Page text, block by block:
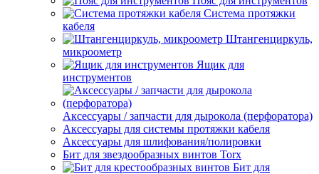
Система протяжки
кабеля
Штангенциркуль,
микроометр
Ящик для
инструментов
Аксессуары / запчасти для дырокола (перфоратора)
Аксессуары для системы протяжки кабеля
Аксессуары для шлифования/полировки
Бит для звездообразных винтов Torx
Бит для